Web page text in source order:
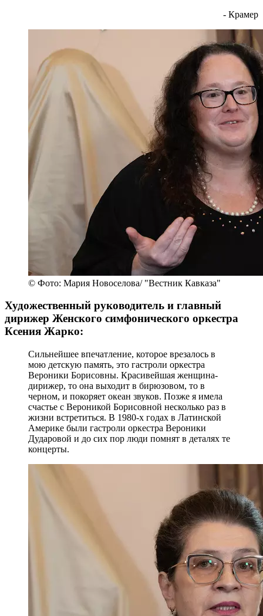
- Крамер
© Фото: Мария Новоселова/ "Вестник Кавказа"
Художественный руководитель и главный
дирижер Женского симфонического оркестра
Ксения Жарко:
Сильнейшее впечатление, которое врезалось в
мою детскую память, это гастроли оркестра
Вероники Борисовны. Красивейшая женщина-
дирижер, то она выходит в бирюзовом, то в
черном, и покоряет океан звуков. Позже я имела
счастье с Вероникой Борисовной несколько раз в
жизни встретиться. В 1980-х годах в Латинской
Америке были гастроли оркестра Вероники
Дударовой и до сих пор люди помнят в деталях те
концерты.